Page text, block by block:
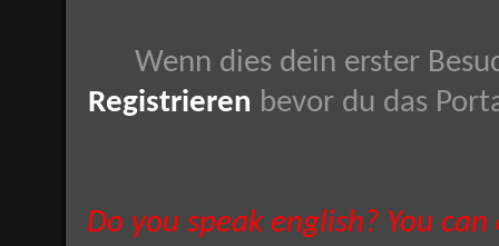
Wenn dies dein erster
Registrieren bevor du das
Do you speak english? You